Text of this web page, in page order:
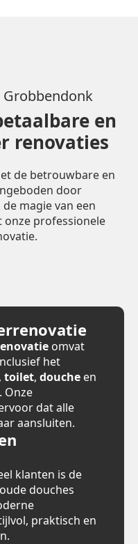
en
renovaties
de betrouwbare en
door
magie van een
professionele
omvat
het
, toilet, douche en
. Onze
dat alle
aansluiten.
klanten is de
douches
praktisch en